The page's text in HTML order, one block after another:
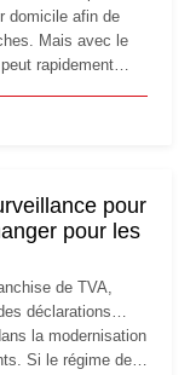
domicile afin de
Mais avec le
rapidement
Le
pour
pour les
de TVA,
déclarations…
la modernisation
Si le régime de